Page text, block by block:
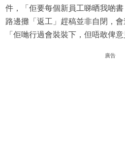
件，「佢要每個新員工睇晒我啲書
路邊攤「返工」趕稿並非自閉，會
「佢哋行過會裝裝下，但唔敢俾
廣告